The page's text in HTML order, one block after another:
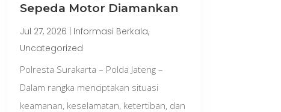
Sepeda Motor Diamankan
Jul 27, 2026 | Informasi Berkala,
Uncategorized
Polresta Surakarta – Polda Jateng –
Dalam rangka menciptakan situasi
keamanan, keselamatan, ketertiban, dan